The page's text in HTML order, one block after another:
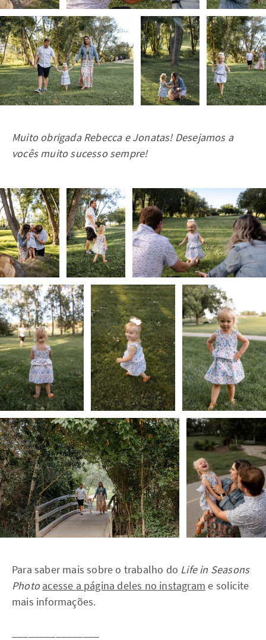
Muito obrigada Rebecca e Jonatas! Desejamos a
vocês muito sucesso sempre!
Para saber mais sobre o trabalho do Life in Seasons
Photo acesse a página deles no instagram e solicite
mais informações.